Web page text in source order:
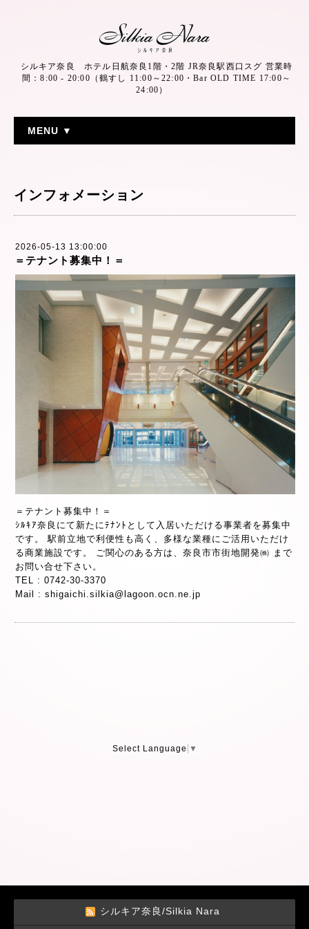
シルキア奈良 ホテル日航奈良1階・2階 JR奈良駅西口スグ 営業時
間：8:00 - 20:00（鶴すし 11:00～22:00・Bar OLD TIME 17:00～
24:00）
MENU ▼
インフォメーション
2026-05-13 13:00:00
＝テナント募集中！＝
＝テナント募集中！＝
ｼﾙｷｱ奈良にて新たにﾃﾅﾝﾄとして入居いただける事業者を募集中
です。 駅前立地で利便性も高く、多様な業種にご活用いただけ
る商業施設です。 ご関心のある方は、奈良市市街地開発㈱ まで
お問い合せ下さい。
TEL : 0742-30-3370
Mail : shigaichi.silkia@lagoon.ocn.ne.jp
Select Language ▼
シルキア奈良/Silkia Nara